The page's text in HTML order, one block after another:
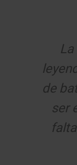
de
ser